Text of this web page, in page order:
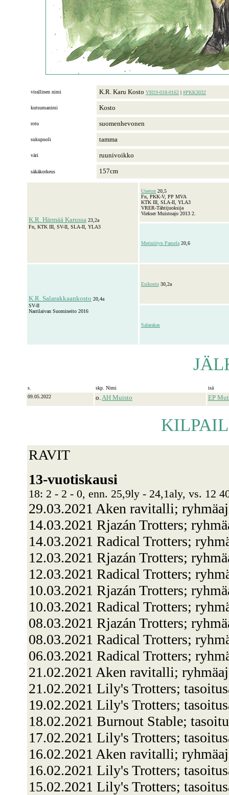
virallinen nimi K.R. Karu Kosto VH19-018-0162 | #PKK3032
kutsumanimi Kosto
rotu suomenhevonen
sukupuoli tamma
väri ruunivoikko
säkäkorkeus 157cm
K.R. Härmää Karussa 23,2a
Fn, KTK III, SV-II, SLA-II, YLA3
Uneton 20,5
Fn, PKK-V, PP MVA
KTK III, SLA-II, YLA3
VRER-Tähtijuoksija
Viekser Muistoajo 2013 2.
Meriniityn Pamela 20,6
K.R. Salarakkaankosto 20,4a
SV-II
Narrilaivan Suomineito 2016
Esikosto 30,2a
Salarakas
s. skp. Nimi
isä
09.05.2022
o.AH Muisto EP
RAVIT
13-vuotiskausi
18: 2 - 2 - 0, enn. 25,9ly - 24,1aly, vs. 12
29.03.2021 Aken ravitalli;
14.03.2021 Rjazán Trotters;
14.03.2021 Radical Trotters;
12.03.2021 Rjazán Trotters;
12.03.2021 Radical Trotters;
10.03.2021 Rjazán Trotters;
10.03.2021 Radical Trotters;
08.03.2021 Rjazán Trotters;
08.03.2021 Radical Trotters;
06.03.2021 Radical Trotters;
21.02.2021 Aken ravitalli;
21.02.2021 Lily's Trotters;
19.02.2021 Lily's Trotters;
18.02.2021 Burnout Stable;
17.02.2021 Lily's Trotters;
16.02.2021 Aken ravitalli;
16.02.2021 Lily's Trotters;
15.02.2021 Lily's Trotters;